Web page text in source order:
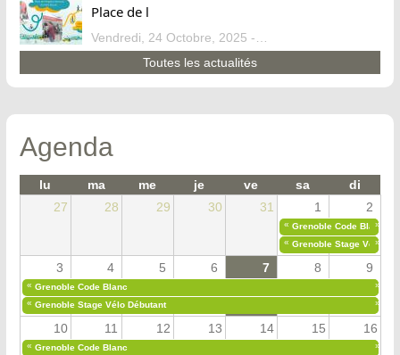
Place de l
Vendredi, 24 Octobre, 2025 - 13:07
Toutes les actualités
Agenda
lu ma me je ve sa
di
27
28 29 30 31 1 2
« Grenoble Code Blanc
»
« Grenoble Stage Vélo
»
3 4 5 6 7 8 9
« Grenoble Code Blanc
»
« Grenoble Stage Vélo Débutant »
10 11 12 13 14 15 16
« Grenoble Code Blanc »